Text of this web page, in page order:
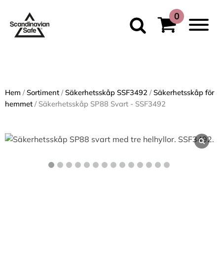
Hem /Sortiment /Säkerhetsskåp SSF3492 /Säkerhetsskåp för
hemmet / Säkerhetsskåp SP88 Svart - SSF3492